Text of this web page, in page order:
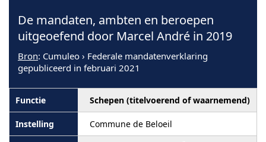
De mandaten, ambten en beroepen
uitgeoefend door Marcel André in 2019
Bron: Cumuleo › Federale mandatenverklaring
gepubliceerd in februari 2021
Schepen (titelvoerend of waarnemend)
Commune de Beloeil